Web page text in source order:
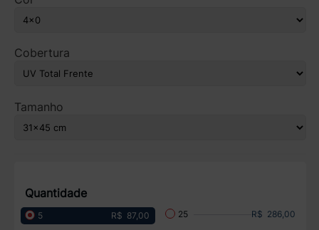
Cobertura
Tamanho
Quantidade
5 R$ 87,00 25 R$ 286,00